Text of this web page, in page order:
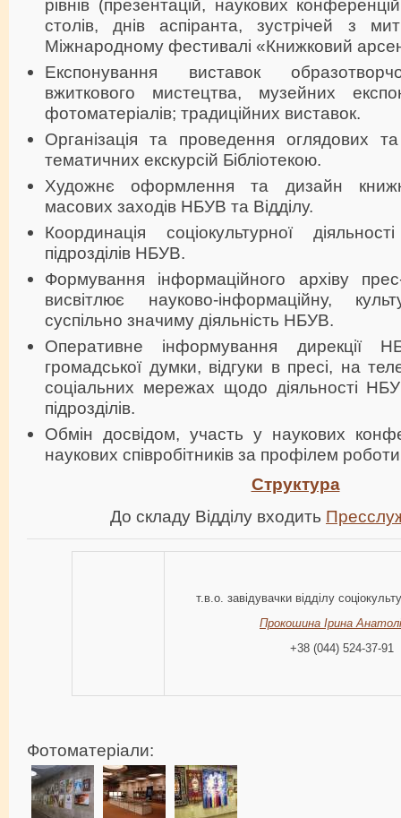
рівнів (презентацій, наукових
столів, днів аспіранта, зустрічей з
Міжнародному фестивалі «Книжковий
Експонування виставок
вжиткового мистецтва, музейних
фотоматеріалів; традиційних виставок.
Організація та проведення оглядових
тематичних екскурсій Бібліотекою.
Художнє оформлення та дизайн
масових заходів НБУВ та Відділу.
Координація соціокультурної
підрозділів НБУВ.
Формування інформаційного архіву
висвітлює науково-інформаційну,
суспільно значиму діяльність НБУВ.
Оперативне інформування дирекції
громадської думки, відгуки в пресі, на
соціальних мережах щодо діяльності
підрозділів.
Обмін досвідом, участь у наукових
наукових співробітників за профілем роботи
Структура
До складу Відділу входить
т.в.о. завідувачки відділу
Прокошина Ірина
+38 (044) 524-37-91
Фотоматеріали: